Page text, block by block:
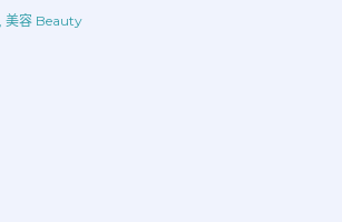
美容 Beauty